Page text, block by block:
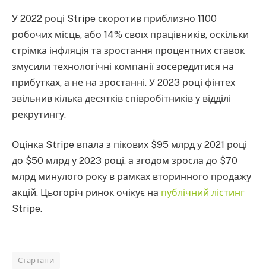
У 2022 році Stripe скоротив приблизно 1100
робочих місць, або 14% своїх працівників, оскільки
стрімка інфляція та зростання процентних ставок
змусили технологічні компанії зосередитися на
прибутках, а не на зростанні. У 2023 році фінтех
звільнив кілька десятків співробітників у відділі
рекрутингу.
Оцінка Stripe впала з пікових $95 млрд у 2021 році
до $50 млрд у 2023 році, а згодом зросла до $70
млрд минулого року в рамках вторинного продажу
акцій. Цьогоріч ринок очікує на публічний лістинг
Stripe.
Стартапи